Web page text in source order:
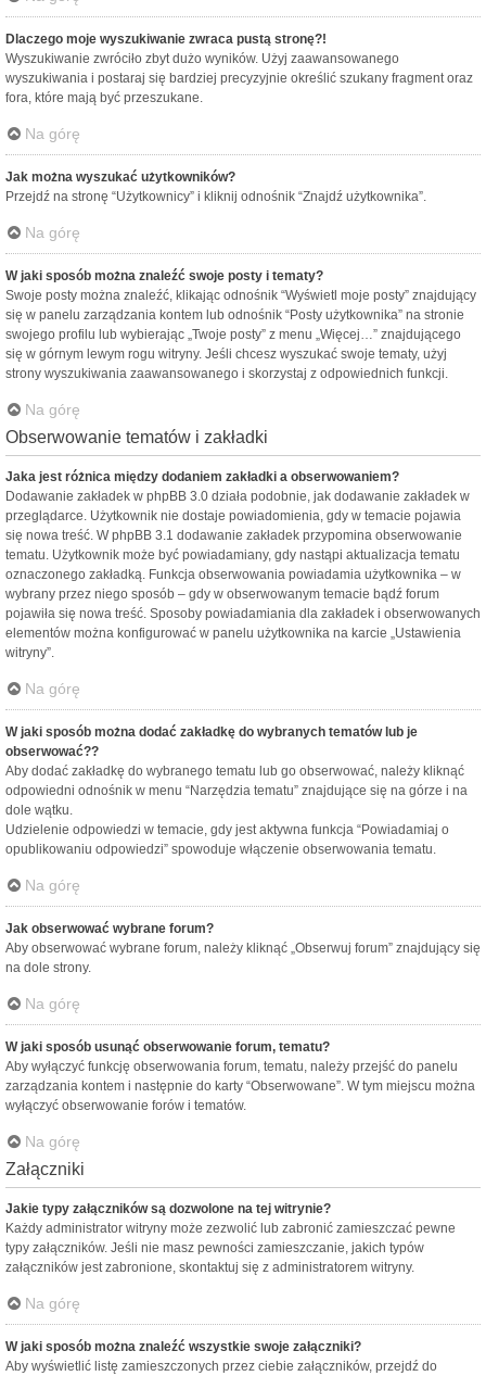
Dlaczego moje wyszukiwanie zwraca pustą stronę?!
Wyszukiwanie zwróciło zbyt dużo wyników. Użyj zaawansowanego
wyszukiwania i postaraj się bardziej precyzyjnie określić szukany fragment oraz
fora, które mają być przeszukane.
Na górę
Jak można wyszukać użytkowników?
Przejdź na stronę “Użytkownicy” i kliknij odnośnik “Znajdź użytkownika”.
Na górę
W jaki sposób można znaleźć swoje posty i tematy?
Swoje posty można znaleźć, klikając odnośnik “Wyświetl moje posty” znajdujący
się w panelu zarządzania kontem lub odnośnik “Posty użytkownika” na stronie
swojego profilu lub wybierając „Twoje posty” z menu „Więcej…” znajdującego
się w górnym lewym rogu witryny. Jeśli chcesz wyszukać swoje tematy, użyj
strony wyszukiwania zaawansowanego i skorzystaj z odpowiednich funkcji.
Na górę
Obserwowanie tematów i zakładki
Jaka jest różnica między dodaniem zakładki a obserwowaniem?
Dodawanie zakładek w phpBB 3.0 działa podobnie, jak dodawanie zakładek w
przeglądarce. Użytkownik nie dostaje powiadomienia, gdy w temacie pojawia
się nowa treść. W phpBB 3.1 dodawanie zakładek przypomina obserwowanie
tematu. Użytkownik może być powiadamiany, gdy nastąpi aktualizacja tematu
oznaczonego zakładką. Funkcja obserwowania powiadamia użytkownika – w
wybrany przez niego sposób – gdy w obserwowanym temacie bądź forum
pojawiła się nowa treść. Sposoby powiadamiania dla zakładek i obserwowanych
elementów można konfigurować w panelu użytkownika na karcie „Ustawienia
witryny”.
Na górę
W jaki sposób można dodać zakładkę do wybranych tematów lub je
obserwować??
Aby dodać zakładkę do wybranego tematu lub go obserwować, należy kliknąć
odpowiedni odnośnik w menu “Narzędzia tematu” znajdujące się na górze i na
dole wątku.
Udzielenie odpowiedzi w temacie, gdy jest aktywna funkcja “Powiadamiaj o
opublikowaniu odpowiedzi” spowoduje włączenie obserwowania tematu.
Na górę
Jak obserwować wybrane forum?
Aby obserwować wybrane forum, należy kliknąć „Obserwuj forum” znajdujący się
na dole strony.
Na górę
W jaki sposób usunąć obserwowanie forum, tematu?
Aby wyłączyć funkcję obserwowania forum, tematu, należy przejść do panelu
zarządzania kontem i następnie do karty “Obserwowane”. W tym miejscu można
wyłączyć obserwowanie forów i tematów.
Na górę
Załączniki
Jakie typy załączników są dozwolone na tej witrynie?
Każdy administrator witryny może zezwolić lub zabronić zamieszczać pewne
typy załączników. Jeśli nie masz pewności zamieszczanie, jakich typów
załączników jest zabronione, skontaktuj się z administratorem witryny.
Na górę
W jaki sposób można znaleźć wszystkie swoje załączniki?
Aby wyświetlić listę zamieszczonych przez ciebie załączników, przejdź do